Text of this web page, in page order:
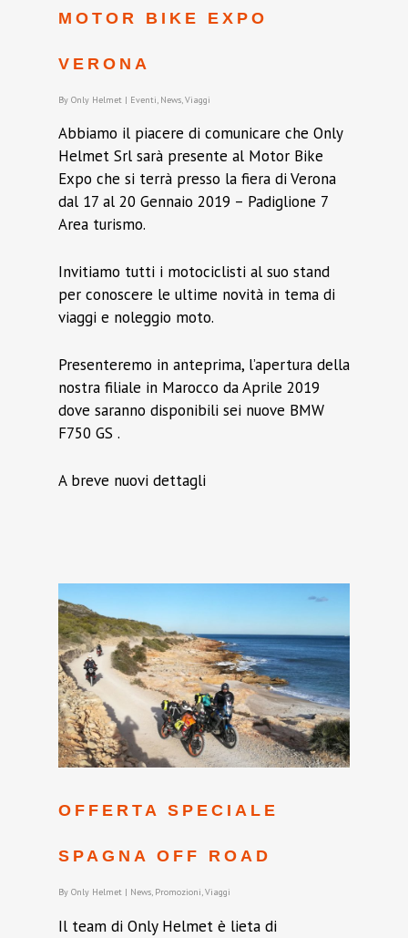
MOTOR BIKE EXPO
VERONA
By Only Helmet | Eventi, News,Viaggi
Abbiamo il piacere di comunicare che Only
Helmet Srl sarà presente al Motor Bike
Expo che si terrà presso la fiera di Verona
dal 17 al 20 Gennaio 2019 – Padiglione 7
Area turismo.
Invitiamo tutti i motociclisti al suo stand
per conoscere le ultime novità in tema di
viaggi e noleggio moto.
Presenteremo in anteprima, l’apertura della
nostra filiale in Marocco da Aprile 2019
dove saranno disponibili sei nuove BMW
F750 GS .
A breve nuovi dettagli
OFFERTA SPECIALE
SPAGNA OFF ROAD
By Only Helmet | News, Promozioni,Viaggi
Il team di Only Helmet è lieta di